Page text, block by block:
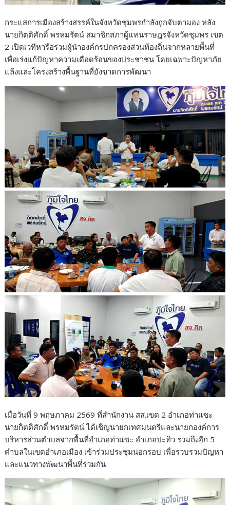
กระแสการเมืองสร้างสรรค์ในจังหวัดชุมพรกำลังถูกจับตามอง หลัง
นายกิตติศักดิ์ พรหมรัตน์ สมาชิกสภาผู้แทนราษฎรจังหวัดชุมพร เขต
2 เปิดเวทีหารือร่วมผู้นำองค์กรปกครองส่วนท้องถิ่นจากหลายพื้นที่
เพื่อเร่งแก้ปัญหาความเดือดร้อนของประชาชน โดยเฉพาะปัญหาภัย
แล้งและโครงสร้างพื้นฐานที่ยังขาดการพัฒนา
เมื่อวันที่ 9 พฤษภาคม 2569 ที่สำนักงาน สส.เขต 2 อำเภอท่าแซะ
นายกิตติศักดิ์ พรหมรัตน์ ได้เชิญนายกเทศมนตรีและนายกองค์การ
บริหารส่วนตำบลจากพื้นที่อำเภอท่าแซะ อำเภอปะทิว รวมถึงอีก 5
ตำบลในเขตอำเภอเมือง เข้าร่วมประชุมนอกรอบ เพื่อรวบรวมปัญหา
และแนวทางพัฒนาพื้นที่ร่วมกัน